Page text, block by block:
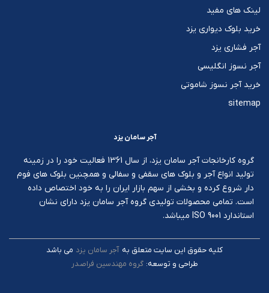
لینک های مفید
خرید بلوک دیواری یزد
آجر فشاری یزد
آجر نسوز انگلیسی
خرید آجر نسوز شاموتی
sitemap
آجر سامان یزد
گروه کارخانجات آجر سامان یزد، از سال 1361 فعالیت خود را در زمینه
تولید انواع آجر و بلوک های سقفی و سفالی و همچنین بلوک های فوم
دار شروع کرده و بخشی از سهم بازار ایران را به خود اختصاص داده
است. تمامی محصولات تولیدی گروه آجر سامان یزد دارای نشان
استاندارد ISO 9001 میباشد.
کليه حقوق اين سايت متعلق به آجر سامان یزد می باشد
طراحی و توسعه: گروه مهندسین فراصدر